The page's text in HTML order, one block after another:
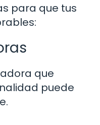
para que tus
que
puede